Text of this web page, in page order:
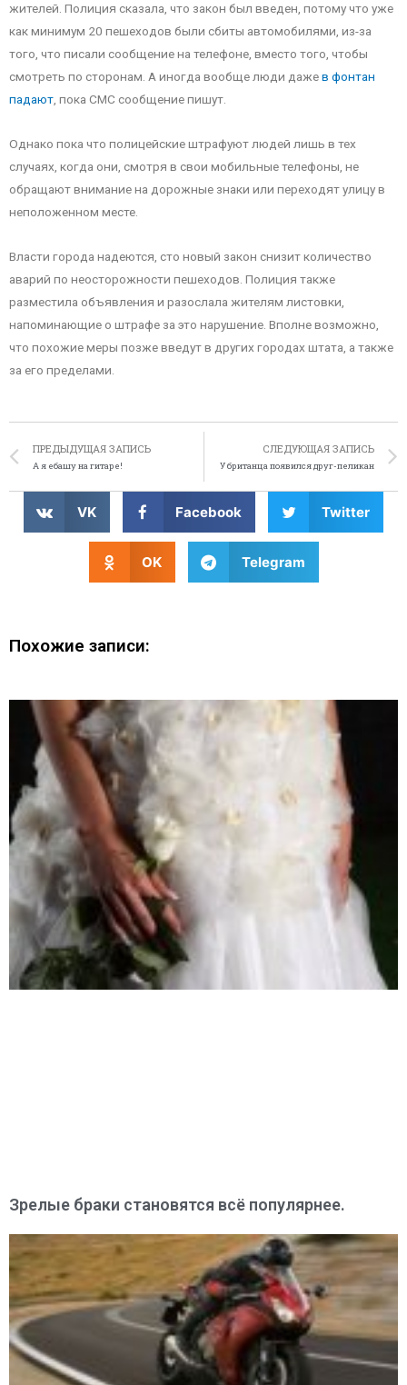
жителей. Полиция сказала, что закон был введен, потому что уже
как минимум 20 пешеходов были сбиты автомобилями, из-за
того, что писали сообщение на телефоне, вместо того, чтобы
смотреть по сторонам. А иногда вообще люди дажев фонтан
падают , пока СМС сообщение пишут.
Однако пока что полицейские штрафуют людей лишь в тех
случаях, когда они, смотря в свои мобильные телефоны, не
обращают внимание на дорожные знаки или переходят улицу в
неположенном месте.
Власти города надеются, сто новый закон снизит количество
аварий по неосторожности пешеходов. Полиция также
разместила объявления и разослала жителям листовки,
напоминающие о штрафе за это нарушение. Вполне возможно,
что похожие меры позже введут в других городах штата, а также
за его пределами.
ПРЕДЫДУЩАЯ ЗАПИСЬ
А я ебашу на гитаре!
СЛЕДУЮЩАЯ ЗАПИСЬ
У британца появился друг-пеликан
VK Facebook Twitter
OK Telegram
Похожие записи:
Зрелые браки становятся всё популярнее.